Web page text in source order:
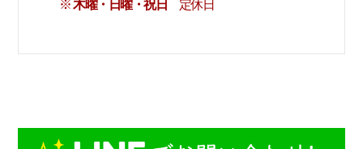
※木曜・日曜・祝日 定休日